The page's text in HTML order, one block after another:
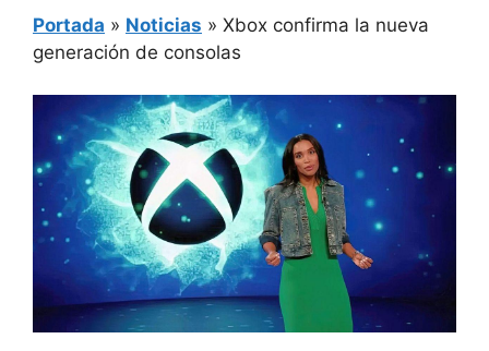
Portada » Noticias » Xbox confirma la nueva
generación de consolas